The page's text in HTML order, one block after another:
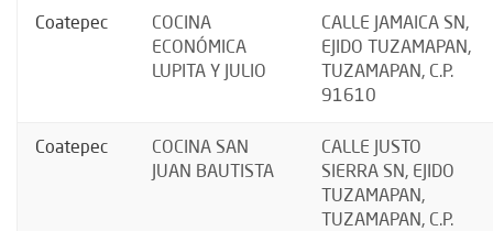
Coatepec
COCINA
ECONÓMICA
LUPITA Y JULIO
CALLE JAMAICA SN,
EJIDO TUZAMAPAN,
TUZAMAPAN, C.P.
91610
Coatepec
COCINA SAN
JUAN BAUTISTA
CALLE JUSTO
SIERRA SN, EJIDO
TUZAMAPAN,
TUZAMAPAN, C.P.